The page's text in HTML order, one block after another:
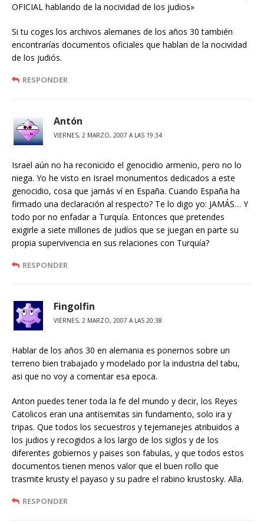
OFICIAL hablando de la nocividad de los judios»
Si tu coges los archivos alemanes de los años 30 también
encontrarías documentos oficiales que hablan de la nocividad
de los judiós.
RESPONDER
Antón
VIERNES, 2 MARZO, 2007 A LAS 19:34
Israel aún no ha reconicido el genocidio armenio, pero no lo
niega. Yo he visto en Israel monumentos dedicados a este
genocidio, cosa que jamás ví en España. Cuando España ha
firmado una declaración al respecto? Te lo digo yo: JAMÁS… Y
todo por no enfadar a Turquía. Entonces que pretendes
exigirle a siete millones de judíos que se juegan en parte su
propia supervivencia en sus relaciones con Turquía?
RESPONDER
Fingolfin
VIERNES, 2 MARZO, 2007 A LAS 20:38
Hablar de los años 30 en alemania es ponernos sobre un
terreno bien trabajado y modelado por la industria del tabu,
asi que no voy a comentar esa epoca.
Anton puedes tener toda la fe del mundo y decir, los Reyes
Catolicos eran una antisemitas sin fundamento, solo ira y
tripas. Que todos los secuestros y tejemanejes atribuidos a
los judios y recogidos a los largo de los siglos y de los
diferentes gobiernos y paises son fabulas, y que todos estos
documentos tienen menos valor que el buen rollo que
trasmite krusty el payaso y su padre el rabino krustosky. Alla.
RESPONDER